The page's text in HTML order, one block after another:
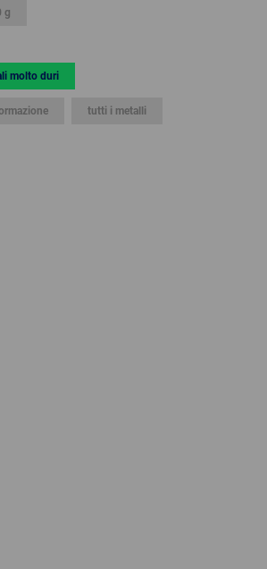
ENGLISH
g
molto duri
tutti i metalli